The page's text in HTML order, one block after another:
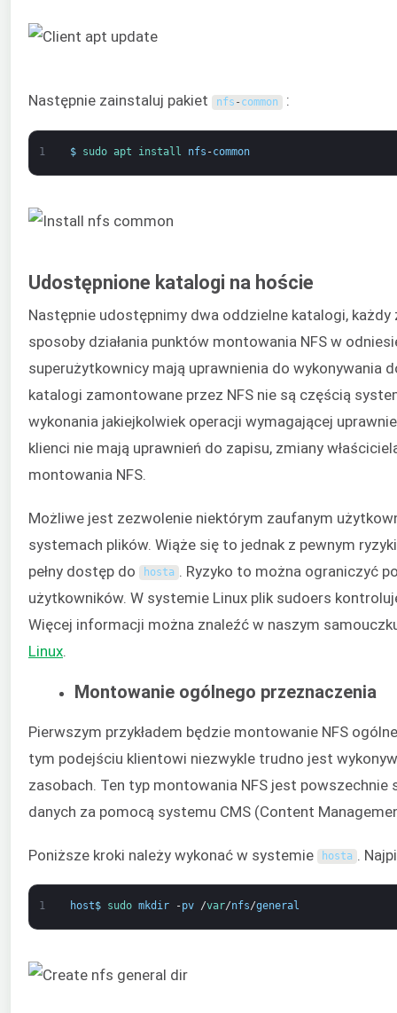
Następnie zainstaluj pakiet nfs - common :
1 $ sudo apt install nfs -common
Udostępnione katalogi na hoście
Następnie udostępnimy dwa oddzielne katalogi,
sposoby działania punktów montowania NFS w
superużytkownicy mają uprawnienia do wykonywania
katalogi zamontowane przez NFS nie są częścią
wykonania jakiejkolwiek operacji wymagającej
klienci nie mają uprawnień do zapisu, zmiany
montowania NFS.
Możliwe jest zezwolenie niektórym zaufanym
systemach plików. Wiąże się to jednak z pewnym
pełny dostęp do
hosta . Ryzyko to można ograniczyć
użytkowników. W systemie Linux plik sudoers
Więcej informacji można znaleźć w naszym
Linux
Montowanie ogólnego przeznaczenia
Pierwszym przykładem będzie montowanie NFS
tym podejściu klientowi niezwykle trudno jest
zasobach. Ten typ montowania NFS jest
danych za pomocą systemu CMS (Content
Poniższe kroki należy wykonać w systemie hosta .
1 host$ sudo mkdir -pv /var/nfs/general